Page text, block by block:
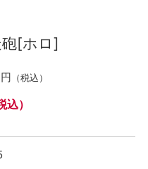
[ホロ]
円 （税込）
込）